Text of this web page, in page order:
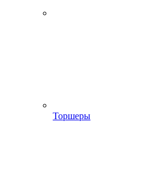
Торшеры